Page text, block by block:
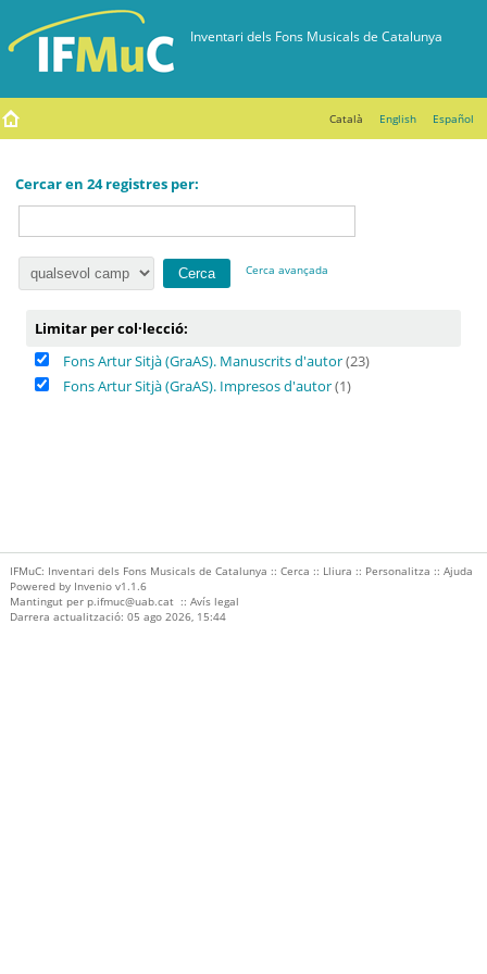
Català English Español
Cercar en 24 registres per:
Cerca avançada
Limitar per col·lecció:
Fons Artur Sitjà (GraAS). Manuscrits d'autor(23)
Fons Artur Sitjà (GraAS). Impresos d'autor(1)
IFMuC: Inventari dels Fons Musicals de Catalunya :: Cerca :: Lliura :: Personalitza :: Ajuda
Powered by Inveniov1.1.6
Mantingut per p.ifmuc@uab.cat:: Avís legal
Darrera actualització: 05 ago 2026, 15:44